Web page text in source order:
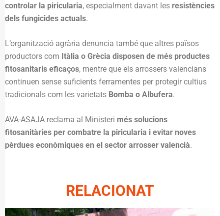
controlar la piricularia, especialment davant les resistències
dels fungicides actuals.
L’organització agrària denuncia també que altres països
productors com Itàlia o Grècia disposen de més productes
fitosanitaris eficaços, mentre que els arrossers valencians
continuen sense suficients ferramentes per protegir cultius
tradicionals com les varietats Bomba o Albufera.
AVA-ASAJA reclama al Ministeri més solucions
fitosanitàries per combatre la piricularia i evitar noves
pèrdues econòmiques en el sector arrosser valencià.
RELACIONAT